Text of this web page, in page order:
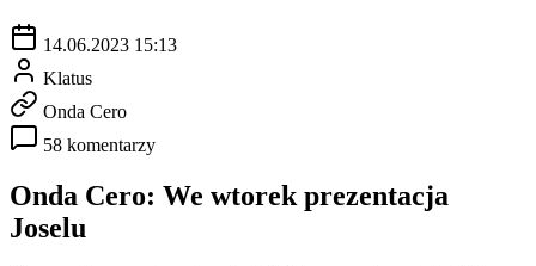
14.06.2023 15:13
Klatus
Onda Cero
58 komentarzy
Onda Cero: We wtorek prezentacja
Joselu